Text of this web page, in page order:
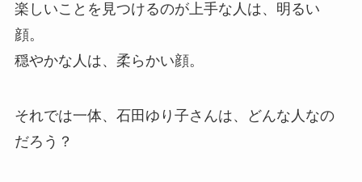
楽しいことを見つけるのが上手な人は、明るい
顔。
穏やかな人は、柔らかい顔。
それでは一体、石田ゆり子さんは、どんな人なの
だろう？